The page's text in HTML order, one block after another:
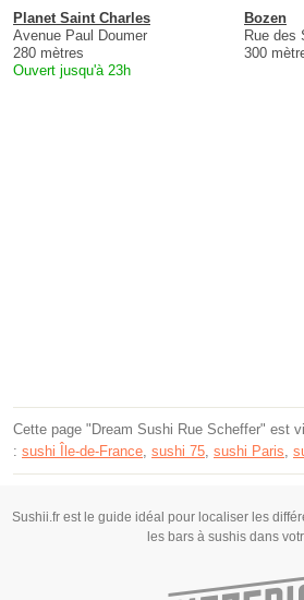
Planet Saint Charles
Avenue Paul Doumer
280 mètres
Ouvert jusqu'à 23h
Bozen
Rue des
300
Cette page "Dream Sushi Rue Scheffer" est
: sushi Île-de-France sushi 75 sushi Paris
Sushii.fr est le guide idéal pour localiser les
les bars à sushis dans